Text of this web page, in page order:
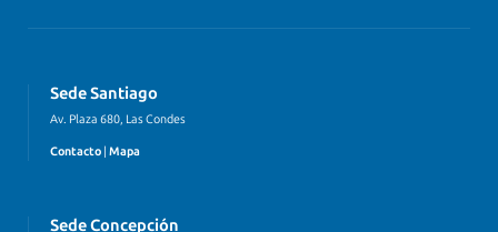
Sede Santiago
Av. Plaza 680, Las Condes
Contacto Mapa
Sede Concepción